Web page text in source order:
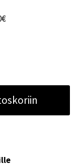
€